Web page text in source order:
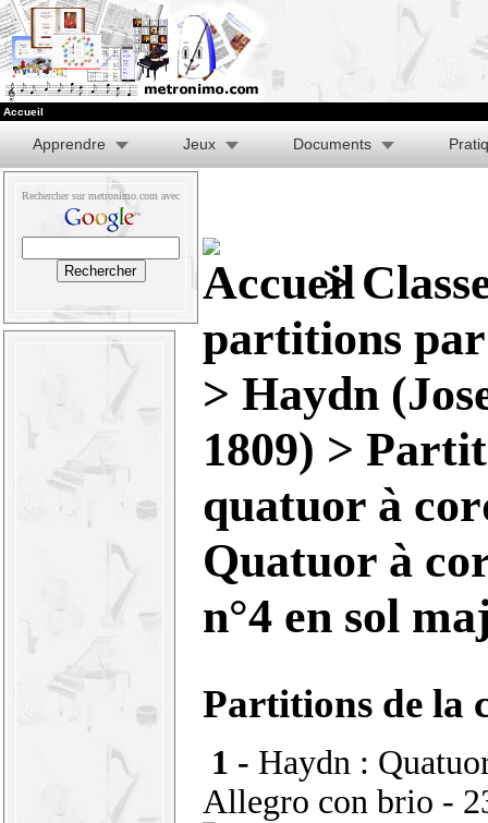
Accueil
Apprendre Jeux Documents
Rechercher sur metronimo.com avec
>
partitions
> Haydn
1809) >
quatuor à
Quatuor à
n°4 en sol
Partitions de la
1 - Haydn :
Allegro con brio -